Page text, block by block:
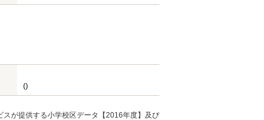
()
が提供する小学校区データ【2016年度】及び